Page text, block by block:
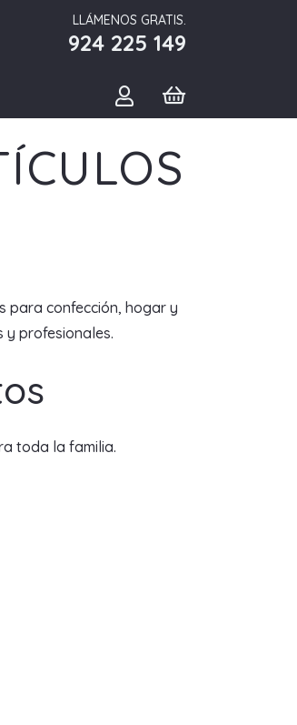
LLÁMENOS GRATIS.
924 225 149
para confección, hogar y
y profesionales.
toda la familia.